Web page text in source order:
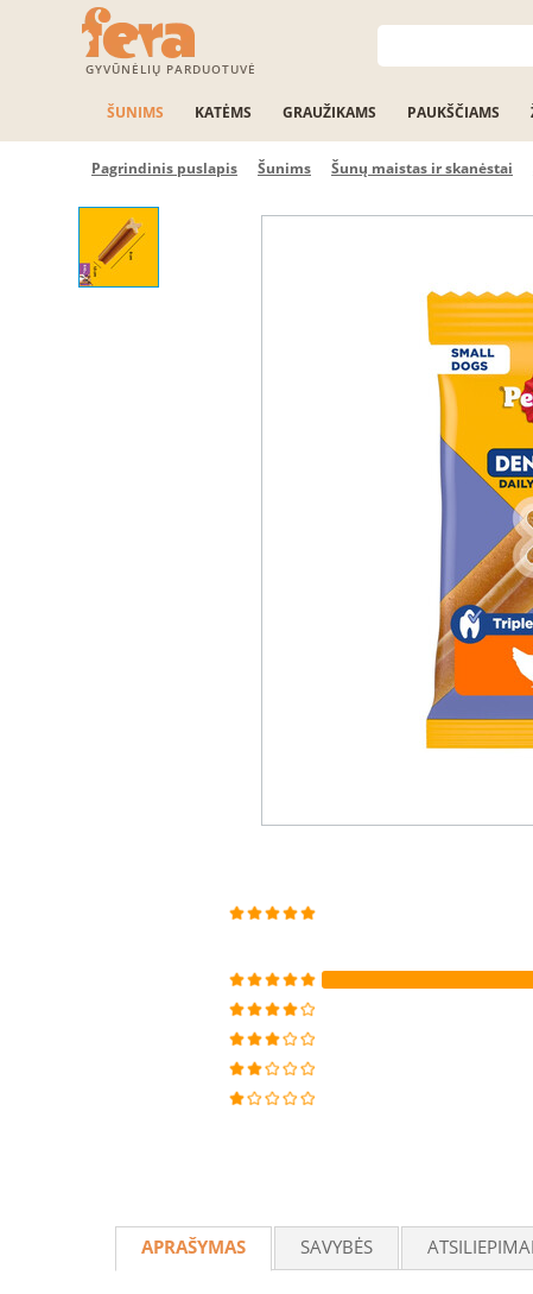
GYVŪNĖLIŲ PARDUOTUVĖ
ŠUNIMS KATĖMS GRAUŽIKAMS PAUKŠČIAMS
Pagrindinis puslapis Šunims Šunų maistas ir skanėstai
APRAŠYMAS SAVYBĖS ATSILIEPIMAI